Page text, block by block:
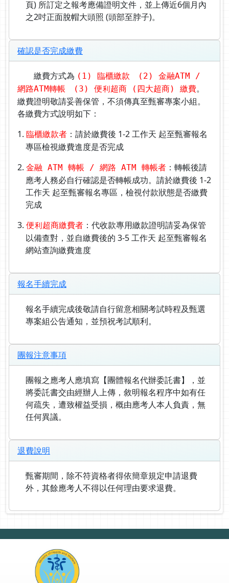
頁) 所訂定之報考應備證明文件，並上傳近6個月內
之2吋正面脫帽大頭照 (頭部至脖子)。
確認是否完成繳費
繳費方式為 (1) 臨櫃繳款 (2) 金融ATM /
網路ATM轉帳 (3) 便利超商 (四大超商) 繳費。
繳費證明敬請妥善保管，不須傳真至甄審專案小組。
各繳費方式說明如下：
1. 臨櫃繳款者 ：請於繳費後 1-2 工作天 起至甄審報名
專區檢視繳費進度是否完成
2. 金融 ATM 轉帳 / 網路 ATM 轉帳者 ：轉帳後請
應考人務必自行確認是否轉帳成功。請於繳費後 1-2
工作天 起至甄審報名專區，檢視付款狀態是否繳費
完成
3. 便利超商繳費者 ：代收款專用繳款證明請妥為保管
以備查對，並自繳費後的 3-5 工作天 起至甄審報名
網站查詢繳費進度
報名手續完成
報名手續完成後敬請自行留意相關考試時程及甄選
專案組公告通知，並預祝考試順利。
團報注意事項
團報之應考人應填寫【團體報名代辦委託書】，並
將委託書交由經辦人上傳，敘明報名程序中如有任
何疏失，遭致權益受損，概由應考人本人負責，無
任何異議。
退費說明
甄審期間，除不符資格者得依簡章規定申請退費
外，其餘應考人不得以任何理由要求退費。